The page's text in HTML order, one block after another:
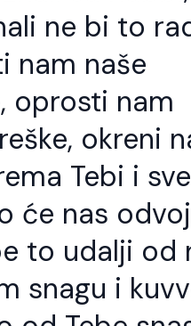
ne bi to
nam naše
oprosti nam
okreni
Tebi i sve
će nas
to udalji od
snagu i